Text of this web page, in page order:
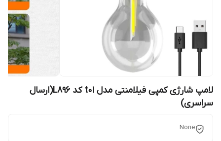
لامپ شارژی کمپی فیلامنتی مدل t01 کد L896(ارسال
سراسری)
None